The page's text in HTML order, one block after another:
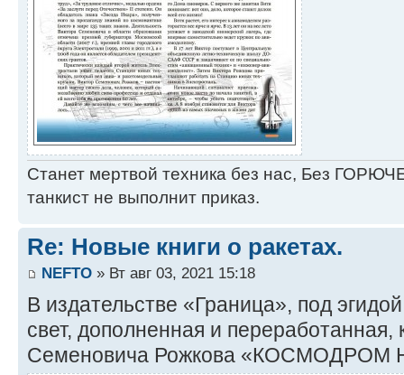
Станет мертвой техника без нас, Без
танкист не выполнит приказ.
Re: Новые книги о ракетах.
NEFTO » Вт авг 03, 2021 15:18
В издательстве «Граница», под
свет, дополненная и переработанная,
Семеновича Рожкова «КОСМОДРОМ